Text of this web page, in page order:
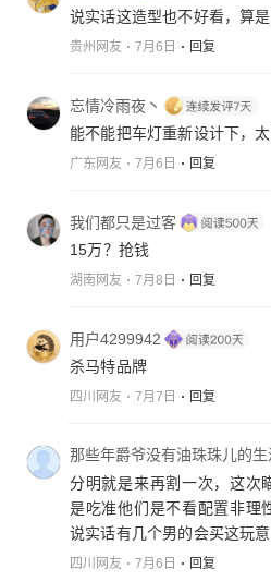
说实话这造型也不好看，算是
贵州网友 7月6日 回复
忘情冷雨夜丶
能不能把车灯重新设计下，
广东网友 7月6日 回复
我们都只是过客
15万？抢钱
湖南网友 7月8日 回复
用户4299942
杀马特品牌
四川网友 7月7日 回复
那些年爵爷没有油珠珠儿的生
分明就是来再割一次，这次
是吃准他们是不看配置非理
说实话有几个男的会买这玩
四川网友 7月6日 回复